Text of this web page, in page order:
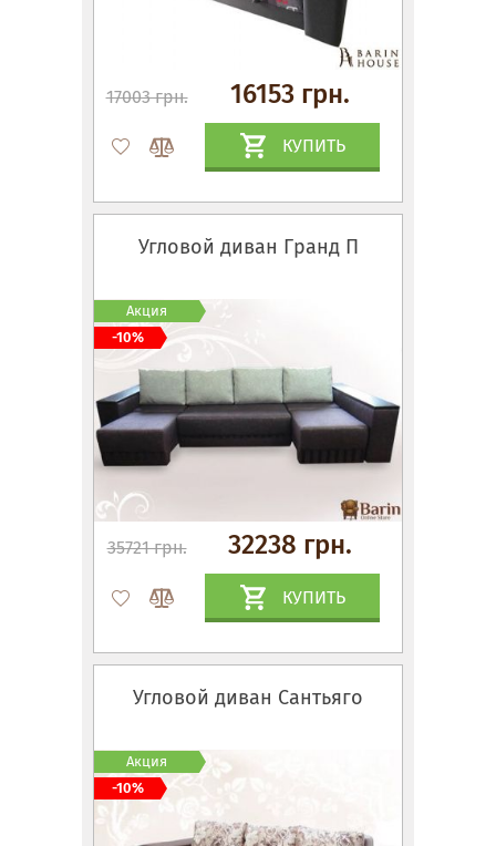
17003 грн. 16153 грн.
КУПИТЬ
Угловой диван Гранд П
35721 грн. 32238 грн.
КУПИТЬ
Акция
-10%
Угловой диван Сантьяго
Акция
-10%